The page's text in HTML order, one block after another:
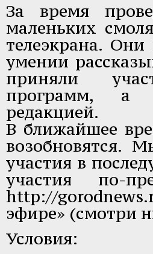
За время
маленьких
телеэкрана.
умении
приняли
программ, а
редакцией.
В ближайшее
возобновятся.
участия в
участия по-
http://
эфире» (смотри
Условия: